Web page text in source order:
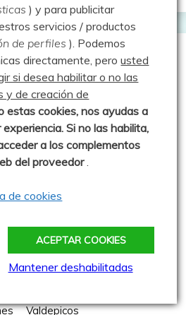
religiosa
Valdepicos
) y para publicitar
servicios / productos
de perfiles ). Podemos
directamente, perousted
si desea habilitar o no las
y de creación de
estas cookies, nos ayudas a
Si no las habilita,
a los complementos
del proveedor.
de cookies
ACEPTAR COOKIES
Mantener deshabilitadas